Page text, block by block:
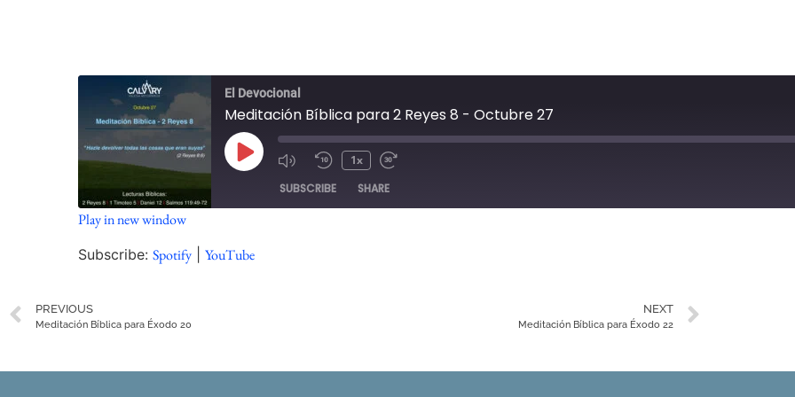
El Devocional
Meditación Bíblica para 2 Reyes 8 - Octubre 27
1x
SUBSCRIBE SHARE
SHARE
EMBED
Play in new window
Subscribe:Spotify |YouTube
PREVIOUS
Meditación Bíblica para Éxodo 20
NEXT
Meditación Bíblica para Éxodo 22